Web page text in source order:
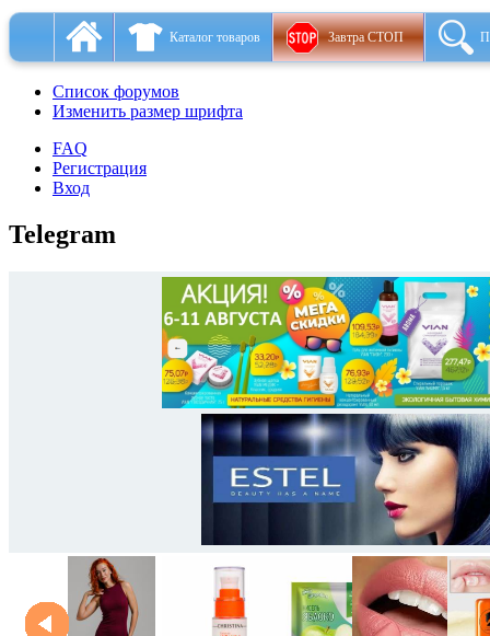
Каталог товаров Завтра СТОП
Список форумов
Изменить размер шрифта
FAQ
Регистрация
Вход
Telegram